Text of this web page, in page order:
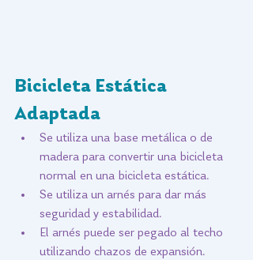
Bicicleta Estática
Adaptada
Se utiliza una base metálica o de
madera para convertir una bicicleta
normal en una bicicleta estática.
Se utiliza un arnés para dar más
seguridad y estabilidad.
El arnés puede ser pegado al techo
utilizando chazos de expansión.